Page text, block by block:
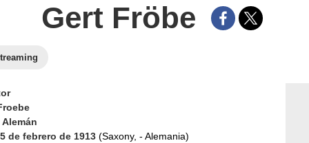
Gert Fröbe
Alemán
de febrero de 1913 (Saxony, - Alemania)